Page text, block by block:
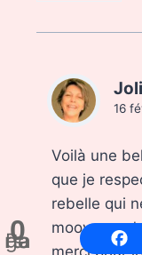
0
Partages
16
Voilà une
que je
rebelle qui
moov. ça
merci pour